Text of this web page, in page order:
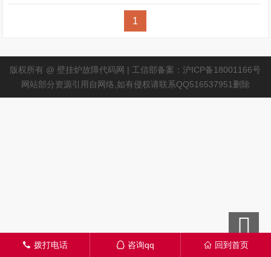
1
版权所有 @ 壁挂炉故障代码网 | 工信部备案：沪ICP备18001166号
网站部分资源引用自网络,如有侵权请联系QQ516537951删除
󦁁 拨打电话 󦊱 咨询qq 󦃑 回到首页